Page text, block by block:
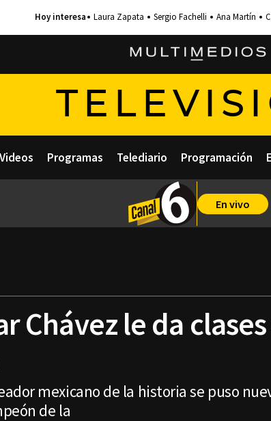
Laura Zapata Sergio Fachelli Ana Martín
Programas Telediario Programación
En vivo
Chávez le da
mexicano de la historia se puso
de la